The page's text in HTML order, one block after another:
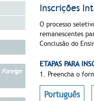
Foreign
Inscrições
O processo
remanescentes
Conclusão do
ETAPAS PARA
1. Preencha o
Português